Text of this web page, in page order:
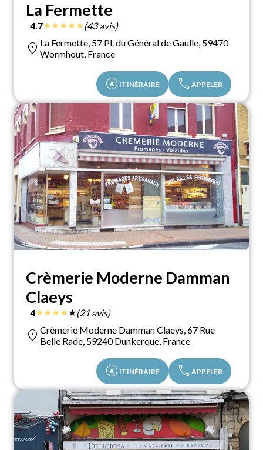
La Fermette
4.7★★★★★(43 avis)
location_on La Fermette, 57 Pl. du Général​ de Gaulle, 59470
Wormhout, France
assistant_navigation ITINÉRAIRE call APPELER
Crèmerie Moderne Damman
Claeys
4★★★★★(21 avis)
location_on Crèmerie Moderne Damman Claeys, 67 Rue
Belle Rade, 59240 Dunkerque, France
assistant_navigation ITINÉRAIRE call APPELER